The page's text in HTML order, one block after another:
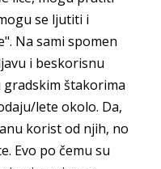
se ljutiti i
Na sami spomen
i beskorisnu
štakorima
lete okolo. Da,
korist od njih, no
Evo po čemu su